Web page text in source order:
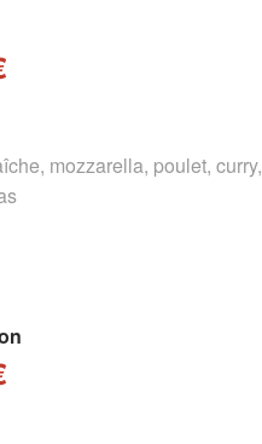
mozzarella, poulet, curry,